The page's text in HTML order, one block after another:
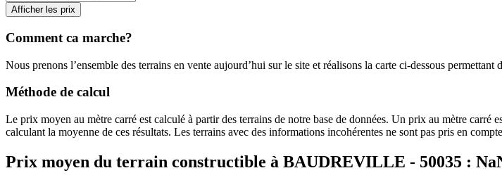
Afficher les prix
Comment ca marche?
Nous prenons l’ensemble des terrains en vente aujourd’hui sur le site et réalisons la carte ci-dessous
Méthode de calcul
Le prix moyen au mètre carré est calculé à partir des terrains de notre base de données. Un prix au mètre
calculant la moyenne de ces résultats. Les terrains avec des informations incohérentes ne sont pas pris en
Prix moyen du terrain constructible à BAUDREVILLE - 50035 :